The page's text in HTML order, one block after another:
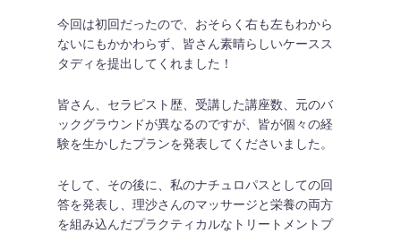
今回は初回だったので、おそらく右も左もわから
ないにもかかわらず、皆さん素晴らしいケースス
タディを提出してくれました！
皆さん、セラピスト歴、受講した講座数、元のバ
ックグラウンドが異なるのですが、皆が個々の経
験を生かしたプランを発表してくださいました。
そして、その後に、私のナチュロパスとしての回
答を発表し、理沙さんのマッサージと栄養の両方
を組み込んだプラクティカルなトリートメントプ